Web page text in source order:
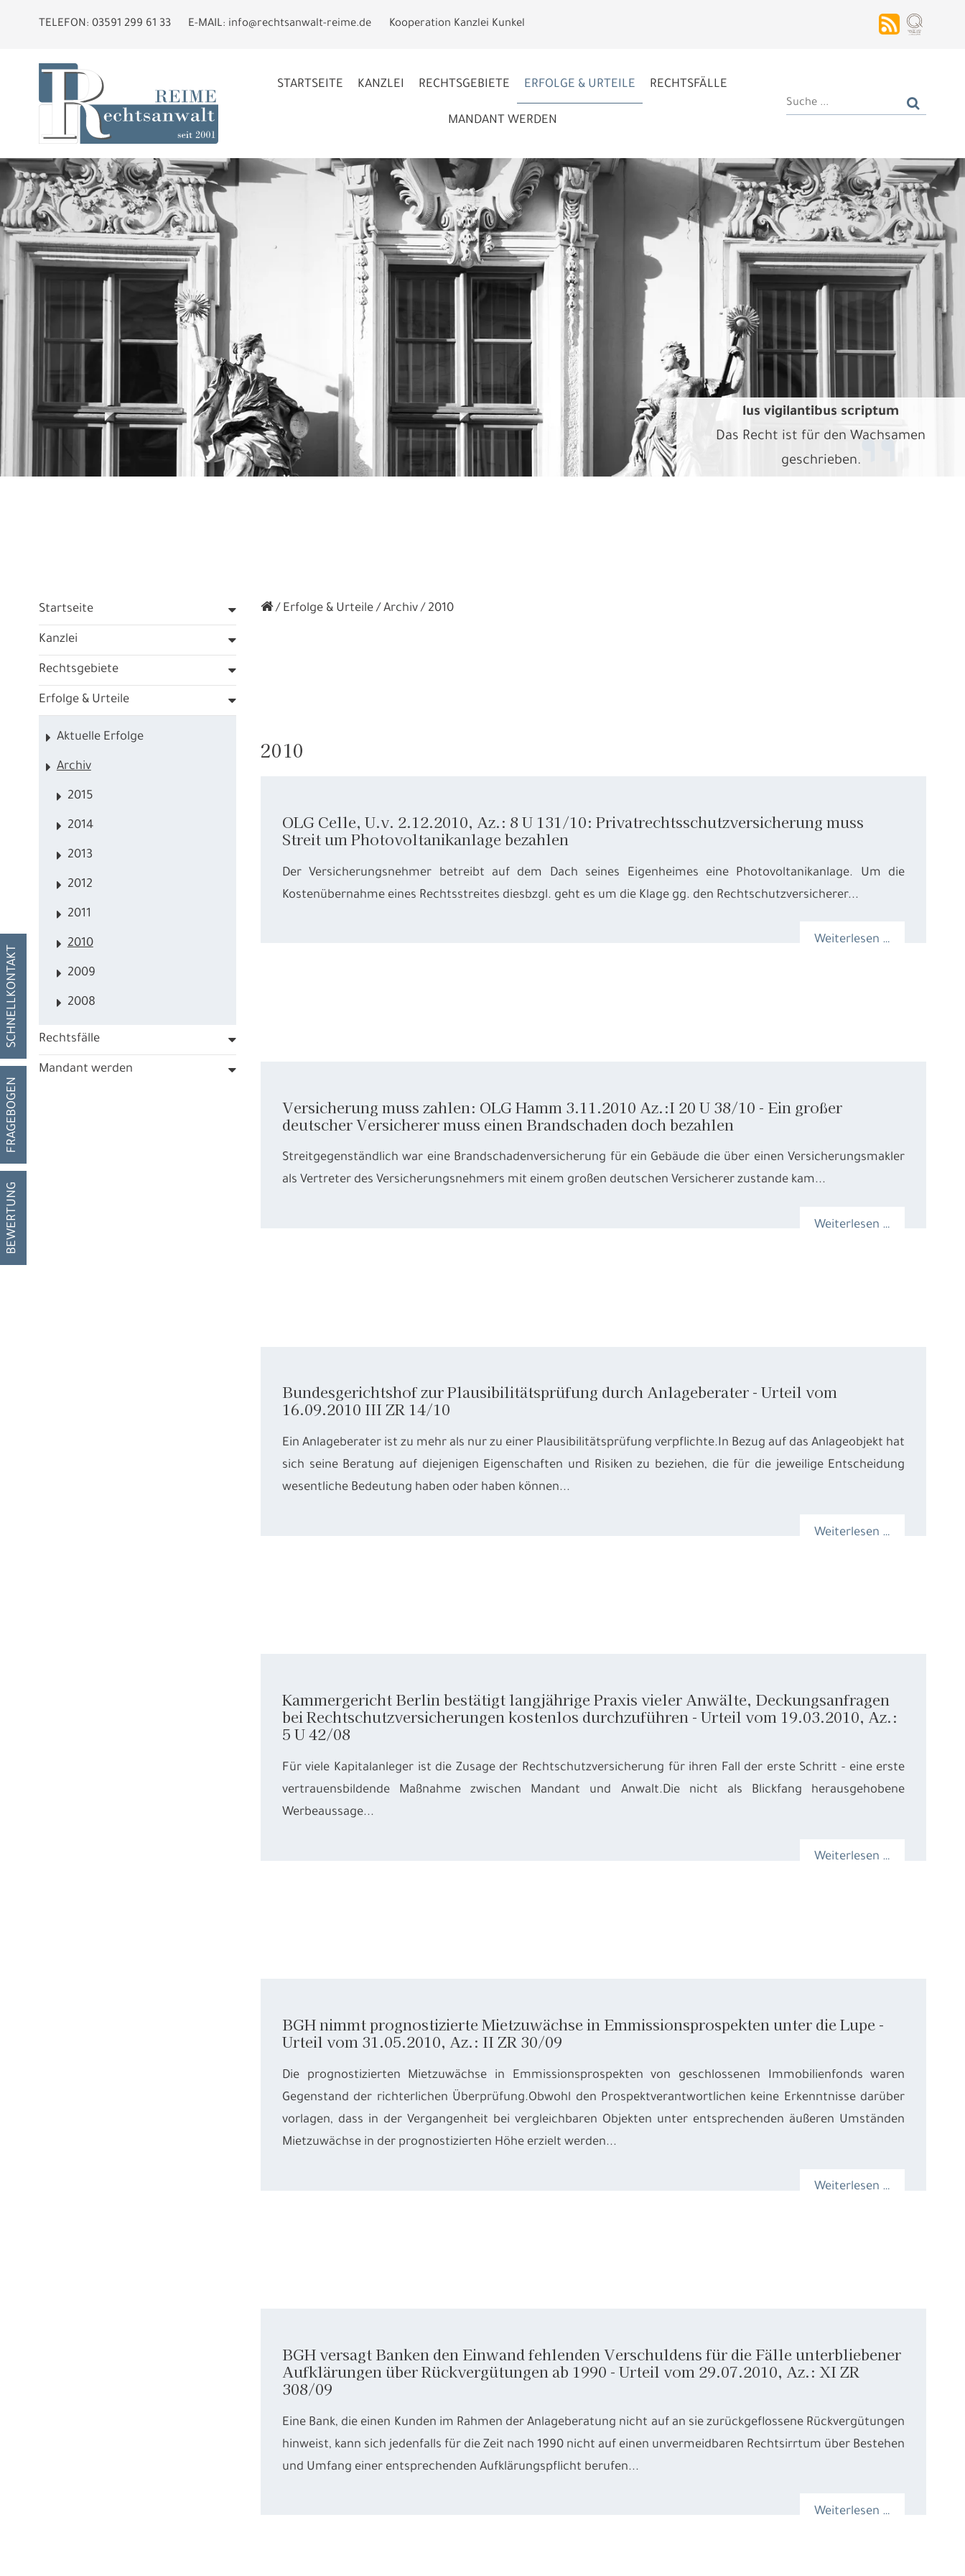
TELEFON: 03591 299 61 33 E-MAIL: info@rechtsanwalt-reime.de Kooperation Kanzlei Kunkel
STARTSEITE KANZLEI RECHTSGEBIETE ERFOLGE & URTEILE RECHTSFÄLLE
MANDANT WERDEN
SCHNELLKONTAKT
FRAGEBOGEN
BEWERTUNG
lus vigilantibus scriptum
Das Recht ist für den Wachsamen
geschrieben.
Startseite
Kanzlei
Rechtsgebiete
Erfolge & Urteile
Aktuelle Erfolge
Archiv
2015
2014
2013
2012
2011
2010
2009
2008
Rechtsfälle
Mandant werden
Erfolge & Urteile Archiv 2010
2010
OLG Celle, U.v. 2.12.2010, Az.: 8 U 131/10: Privatrechtsschutzversicherung muss
Streit um Photovoltanikanlage bezahlen
Der Versicherungsnehmer betreibt auf dem Dach seines Eigenheimes eine Photovoltanikanlage. Um die
Kostenübernahme eines Rechtsstreites diesbzgl. geht es um die Klage gg. den Rechtschutzversicherer...
Weiterlesen …
Versicherung muss zahlen: OLG Hamm 3.11.2010 Az.:I 20 U 38/10 - Ein großer
deutscher Versicherer muss einen Brandschaden doch bezahlen
Streitgegenständlich war eine Brandschadenversicherung für ein Gebäude die über einen Versicherungsmakler
als Vertreter des Versicherungsnehmers mit einem großen deutschen Versicherer zustande kam...
Weiterlesen …
Bundesgerichtshof zur Plausibilitätsprüfung durch Anlageberater - Urteil vom
16.09.2010 III ZR 14/10
Ein Anlageberater ist zu mehr als nur zu einer Plausibilitätsprüfung verpflichte.In Bezug auf das Anlageobjekt hat
sich seine Beratung auf diejenigen Eigenschaften und Risiken zu beziehen, die für die jeweilige Entscheidung
wesentliche Bedeutung haben oder haben können...
Weiterlesen …
Kammergericht Berlin bestätigt langjährige Praxis vieler Anwälte, Deckungsanfragen
bei Rechtschutzversicherungen kostenlos durchzuführen - Urteil vom 19.03.2010, Az.:
5 U 42/08
Für viele Kapitalanleger ist die Zusage der Rechtschutzversicherung für ihren Fall der erste Schritt - eine erste
vertrauensbildende Maßnahme zwischen Mandant und Anwalt.Die nicht als Blickfang herausgehobene
Werbeaussage...
Weiterlesen …
BGH nimmt prognostizierte Mietzuwächse in Emmissionsprospekten unter die Lupe -
Urteil vom 31.05.2010, Az.: II ZR 30/09
Die prognostizierten Mietzuwächse in Emmissionsprospekten von geschlossenen Immobilienfonds waren
Gegenstand der richterlichen Überprüfung.Obwohl den Prospektverantwortlichen keine Erkenntnisse darüber
vorlagen, dass in der Vergangenheit bei vergleichbaren Objekten unter entsprechenden äußeren Umständen
Mietzuwächse in der prognostizierten Höhe erzielt werden...
Weiterlesen …
BGH versagt Banken den Einwand fehlenden Verschuldens für die Fälle unterbliebener
Aufklärungen über Rückvergütungen ab 1990 - Urteil vom 29.07.2010, Az.: XI ZR
308/09
Eine Bank, die einen Kunden im Rahmen der Anlageberatung nicht auf an sie zurückgeflossene Rückvergütungen
hinweist, kann sich jedenfalls für die Zeit nach 1990 nicht auf einen unvermeidbaren Rechtsirrtum über Bestehen
und Umfang einer entsprechenden Aufklärungspflicht berufen...
Weiterlesen …